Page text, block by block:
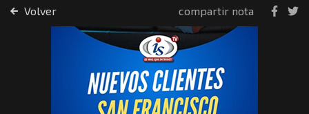
Volver compartir nota